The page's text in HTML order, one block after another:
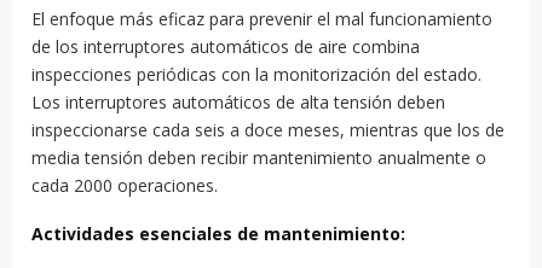
El enfoque más eficaz para prevenir el mal funcionamiento
de los interruptores automáticos de aire combina
inspecciones periódicas con la monitorización del estado.
Los interruptores automáticos de alta tensión deben
inspeccionarse cada seis a doce meses, mientras que los de
media tensión deben recibir mantenimiento anualmente o
cada 2000 operaciones.
Actividades esenciales de mantenimiento: